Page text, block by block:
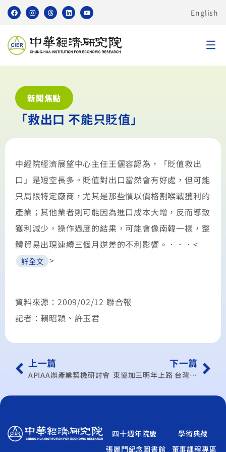
English
新聞焦點
「救出口 不能只貶值」
中經院經濟展望中心主任王儷容認為，「貶值救出
口」是短空長多。貶值對出口當然會有好處，但可能
只局限特定廠商，尤其是那些慣以價格割喉戰獲利的
產業；其他業者則可能因為進口成本大增，反而導致
獲利減少，操作過度的結果，可能會像南韓一樣，整
體貿易出現連續三個月逆差的不利影響。．．．<
詳全文 >
資料來源：2009/02/12 聯合報
記者：賴昭穎、許玉君
上一篇
APIAA辦產業契機研討會
下一篇
東協加三明年上路 台灣出口首當其衝
四十週年院慶
學術典藏
張麗門紀念圖書館
董事課程專區